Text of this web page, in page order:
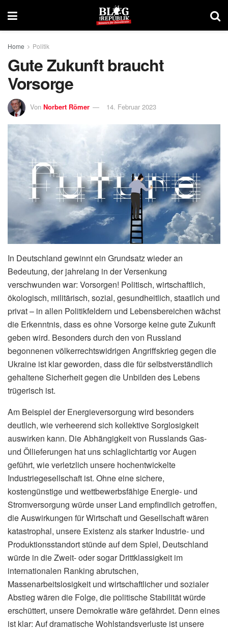
Home Politik
Gute Zukunft braucht
Vorsorge
Von Norbert Römer 14. Februar 2023
In Deutschland gewinnt ein Grundsatz wieder an
Bedeutung, der jahrelang in der Versenkung
verschwunden war: Vorsorgen! Politisch, wirtschaftlich,
ökologisch, militärisch, sozial, gesundheitlich, staatlich und
privat – in allen Politikfeldern und Lebensbereichen wächst
die Erkenntnis, dass es ohne Vorsorge keine gute Zukunft
geben wird. Besonders durch den von Russland
begonnenen völkerrechtswidrigen Angriffskrieg gegen die
Ukraine ist klar geworden, dass die für selbstverständlich
gehaltene Sicherheit gegen die Unbilden des Lebens
trügerisch ist.
Am Beispiel der Energieversorgung wird besonders
deutlich, wie verheerend sich kollektive Sorglosigkeit
auswirken kann. Die Abhängigkeit von Russlands Gas-
und Öllieferungen hat uns schlaglichtartig vor Augen
geführt, wie verletzlich unsere hochentwickelte
Industriegesellschaft ist. Ohne eine sichere,
kostengünstige und wettbewerbsfähige Energie- und
Stromversorgung würde unser Land empfindlich getroffen,
die Auswirkungen für Wirtschaft und Gesellschaft wären
katastrophal, unsere Existenz als starker Industrie- und
Produktionsstandort stünde auf dem Spiel, Deutschland
würde in die Zweit- oder sogar Drittklassigkeit im
internationalen Ranking abrutschen,
Massenarbeitslosigkeit und wirtschaftlicher und sozialer
Abstieg wären die Folge, die politische Stabilität würde
erschüttert, unsere Demokratie wäre gefährdet. Denn eines
ist klar: Auf dramatische Wohlstandsverluste ist unsere